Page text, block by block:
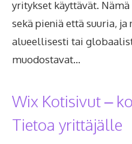
yritykset käyttävät.
sekä pieniä että suuria,
alueellisesti tai
muodostavat…
Wix Kotisivut –
Tietoa yrittäjälle